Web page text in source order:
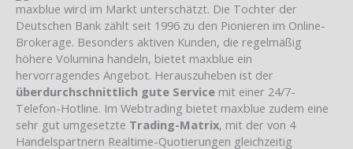
maxblue wird im Markt unterschätzt. Die Tochter der
Deutschen Bank zählt seit 1996 zu den Pionieren im Online-
Brokerage. Besonders aktiven Kunden, die regelmäßig
höhere Volumina handeln, bietet maxblue ein
hervorragendes Angebot. Herauszuheben ist der
überdurchschnittlich gute Service mit einer 24/7-
Telefon-Hotline. Im Webtrading bietet maxblue zudem eine
sehr gut umgesetzte Trading-Matrix, mit der von 4
Handelspartnern Realtime-Quotierungen gleichzeitig